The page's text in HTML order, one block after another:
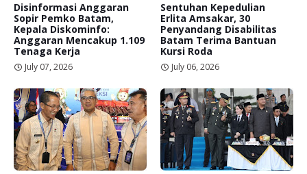
Disinformasi Anggaran
Sopir Pemko Batam,
Kepala Diskominfo:
Anggaran Mencakup 1.109
Tenaga Kerja
July 07, 2026
Sentuhan Kepedulian
Erlita Amsakar, 30
Penyandang Disabilitas
Batam Terima Bantuan
Kursi Roda
July 06, 2026